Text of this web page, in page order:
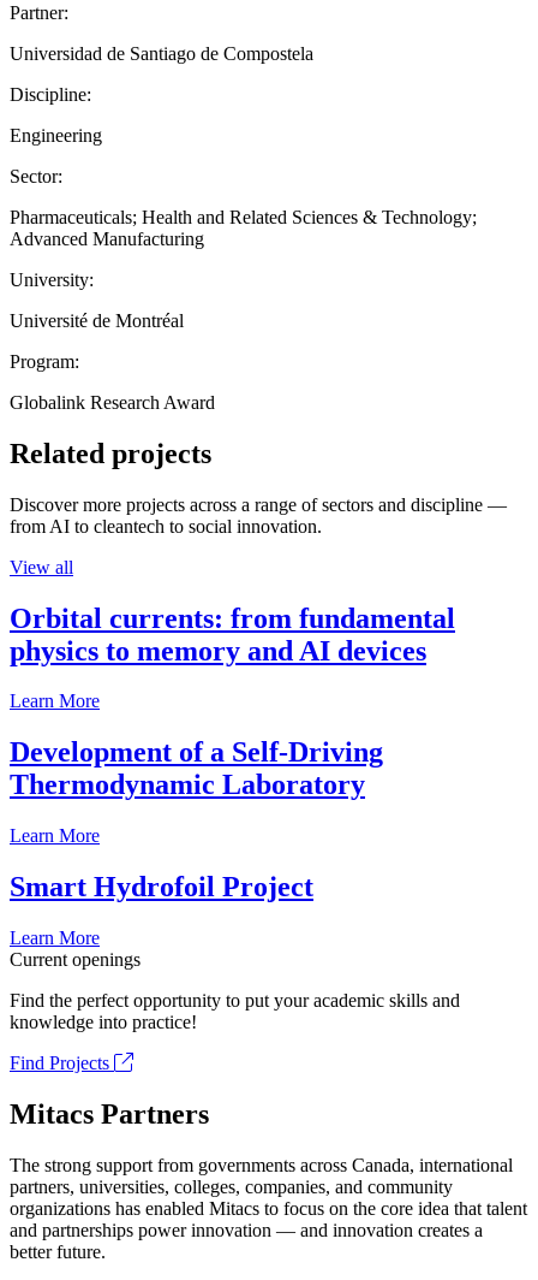
Partner:
Universidad de Santiago de Compostela
Discipline:
Engineering
Sector:
Pharmaceuticals; Health and Related Sciences & Technology;
Advanced Manufacturing
University:
Université de Montréal
Program:
Globalink Research Award
Related projects
Discover more projects across a range of sectors and discipline —
from AI to cleantech to social innovation.
View all
Orbital currents: from fundamental
physics to memory and AI devices
Learn More
Development of a Self-Driving
Thermodynamic Laboratory
Learn More
Smart Hydrofoil Project
Learn More
Current openings
Find the perfect opportunity to put your academic skills and
knowledge into practice!
Find Projects
Mitacs Partners
The strong support from governments across Canada, international
partners, universities, colleges, companies, and community
organizations has enabled Mitacs to focus on the core idea that talent
and partnerships power innovation — and innovation creates a
better future.